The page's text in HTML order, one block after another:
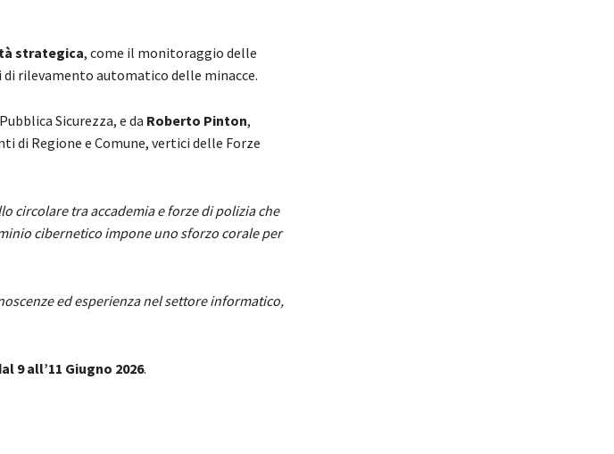
strategica, come il monitoraggio delle
rilevamento automatico delle minacce.
Sicurezza, e da Roberto Pinton,
di Regione e Comune, vertici delle Forze
circolare tra accademia e forze di polizia che
cibernetico impone uno sforzo corale per
ed esperienza nel settore informatico,
9 all’11 Giugno 2026.